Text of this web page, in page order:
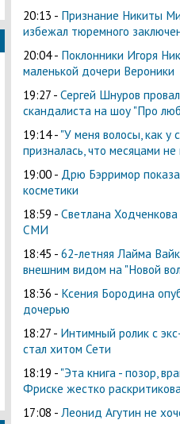
20:13 - Признание Никиты
избежал тюремного
20:04 - Поклонники Игоря
маленькой дочери Вероники
19:27 - Сергей Шнуров
скандалиста на шоу "Про
19:14 - "У меня волосы, как
призналась, что месяцами не
19:00 - Дрю Бэрримор
косметики
18:59 - Светлана
СМИ
18:45 - 62-летняя Лайма
внешним видом на "Новой
18:36 - Ксения Бородина
дочерью
18:27 - Интимный ролик с
стал хитом Сети
18:19 - "Эта книга - позор,
Фриске жестко
17:08 - Леонид Агутин не